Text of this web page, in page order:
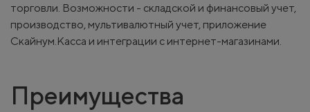
торговли. Возможности - складской и финансовый учет,
производство, мультивалютный учет, приложение
Скайнум.Касса и интеграции с интернет-магазинами.
Преимущества